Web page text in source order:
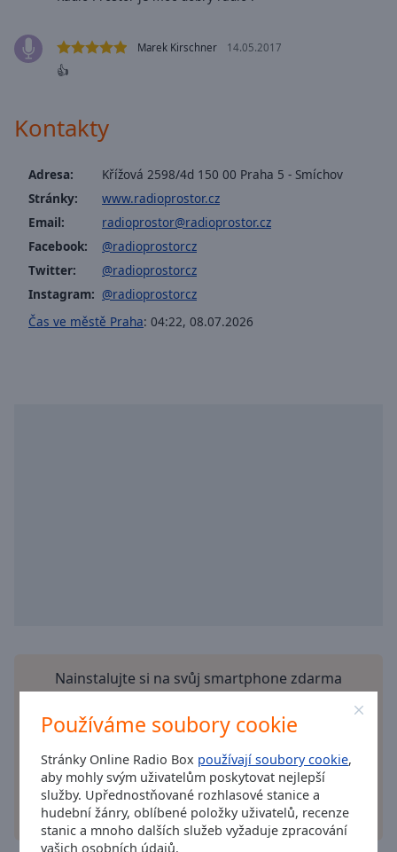
Používáme soubory cookie
Stránky Online Radio Box používají soubory cookie,
aby mohly svým uživatelům poskytovat nejlepší
služby. Upřednostňované rozhlasové stanice a
hudební žánry, oblíbené položky uživatelů, recenze
stanic a mnoho dalších služeb vyžaduje zpracování
vašich osobních údajů.
subtitles
Audio
Track
Picture-
Picture
Fullscreen
modal
window.
Background
Opacity
Marek Kirschner 14.05.2017
👍
Kontakty
Adresa:
Křížová 2598/4d 150 00 Praha 5 - Smíchov
Stránky:
www.radioprostor.cz
Email:
radioprostor@radioprostor.cz
Facebook:
@radioprostorcz
Twitter:
@radioprostorcz
Instagram: @radioprostorcz
Čas ve městě Praha: 04:22, 08.07.2026
Nainstalujte si na svůj smartphone zdarma
aplikaciOnline Radio Box a poslouchejte své
oblíbené rozhlasové stanice online – ať jste
kdekoliv!
jiné možnost